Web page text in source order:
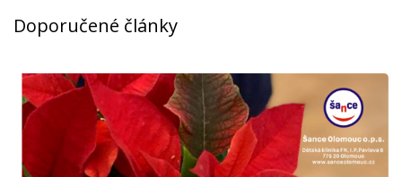
Doporučené články